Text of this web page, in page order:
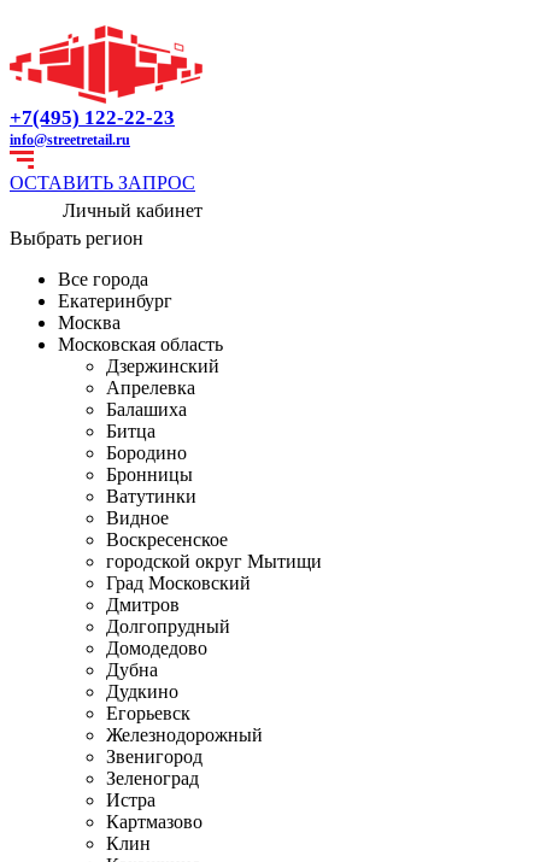
+7(495) 122-22-23
info@streetretail.ru
ОСТАВИТЬ ЗАПРОС
Личный кабинет
Выбрать регион
Все города
Екатеринбург
Москва
Московская область
Дзержинский
Апрелевка
Балашиха
Битца
Бородино
Бронницы
Ватутинки
Видное
Воскресенское
городской округ Мытищи
Град Московский
Дмитров
Долгопрудный
Домодедово
Дубна
Дудкино
Егорьевск
Железнодорожный
Звенигород
Зеленоград
Истра
Картмазово
Клин